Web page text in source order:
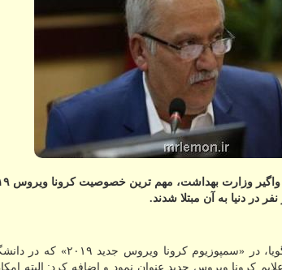
به گزارش مستر لمون به نقل از مهر،
كرونا ویروس جدید عنوان نمود و اضافه كرد: البته